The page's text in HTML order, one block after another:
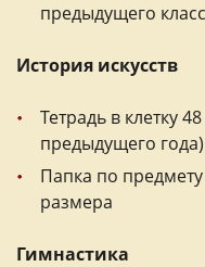
предыдущего
История искусств
Тетрадь в клетку
предыдущего года)
Папка по
размера
Гимнастика